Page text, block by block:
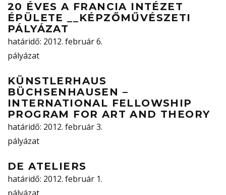
20 ÉVES A FRANCIA INTÉZET
ÉPÜLETE __KÉPZŐMŰVÉSZETI
PÁLYÁZAT
határidő: 2012. február 6.
pályázat
KÜNSTLERHAUS
BÜCHSENHAUSEN –
INTERNATIONAL FELLOWSHIP
PROGRAM FOR ART AND THEORY
határidő: 2012. február 3.
pályázat
DE ATELIERS
határidő: 2012. február 1.